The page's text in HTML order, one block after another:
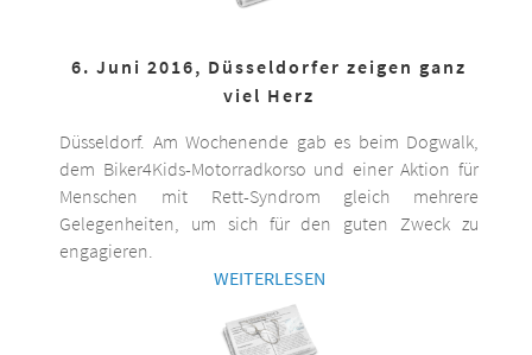
6. Juni 2016, Düsseldorfer zeigen ganz
viel Herz
Düsseldorf. Am Wochenende gab es beim Dogwalk,
dem Biker4Kids-Motorradkorso und einer Aktion für
Menschen mit Rett-Syndrom gleich mehrere
Gelegenheiten, um sich für den guten Zweck zu
engagieren.
WEITERLESEN